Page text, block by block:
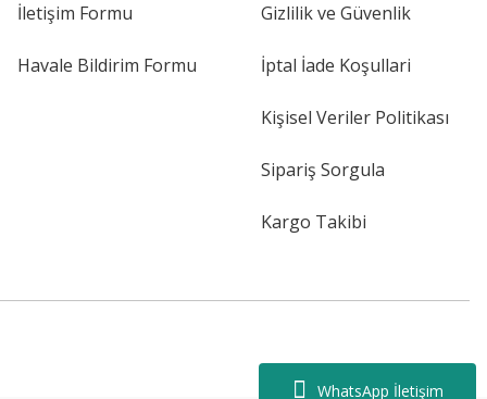
WhatsApp İletişim
İletişim Formu
Havale Bildirim Formu
Gizlilik ve Güvenlik
İptal İade Koşullari
Kişisel Veriler Politikası
Sipariş Sorgula
Kargo Takibi